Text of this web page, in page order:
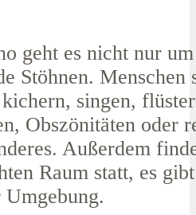
geht es nicht nur
Stöhnen. Menschen
singen,
Obszönitäten oder
Außerdem
Raum statt, es
Umgebung.